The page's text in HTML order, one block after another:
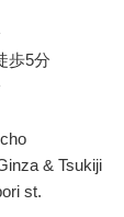
歩5分
& Tsukiji
st.